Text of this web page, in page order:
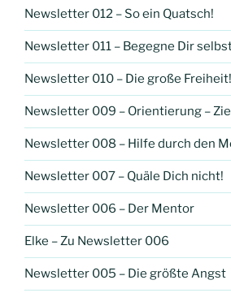
Newsletter 012 – So ein Quatsch!
Newsletter 011 – Begegne Dir
Newsletter 010 – Die große Freiheit!
Newsletter 009 – Orientierung –
Newsletter 008 – Hilfe durch den
Newsletter 007 – Quäle Dich nicht!
Newsletter 006 – Der Mentor
Elke – Zu Newsletter 006
Newsletter 005 – Die größte Angst